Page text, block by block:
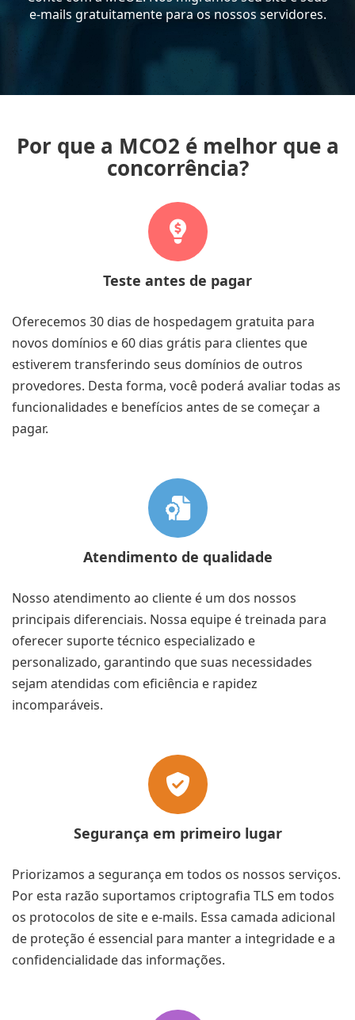
e-mails gratuitamente para os nossos servidores.
Por que a MCO2 é melhor que a
concorrência?
Teste antes de pagar
Oferecemos 30 dias de hospedagem gratuita para
novos domínios e 60 dias grátis para clientes que
estiverem transferindo seus domínios de outros
provedores. Desta forma, você poderá avaliar todas as
funcionalidades e benefícios antes de se começar a
pagar.
Atendimento de qualidade
Nosso atendimento ao cliente é um dos nossos
principais diferenciais. Nossa equipe é treinada para
oferecer suporte técnico especializado e
personalizado, garantindo que suas necessidades
sejam atendidas com eficiência e rapidez
incomparáveis.
Segurança em primeiro lugar
Priorizamos a segurança em todos os nossos serviços.
Por esta razão suportamos criptografia TLS em todos
os protocolos de site e e-mails. Essa camada adicional
de proteção é essencial para manter a integridade e a
confidencialidade das informações.